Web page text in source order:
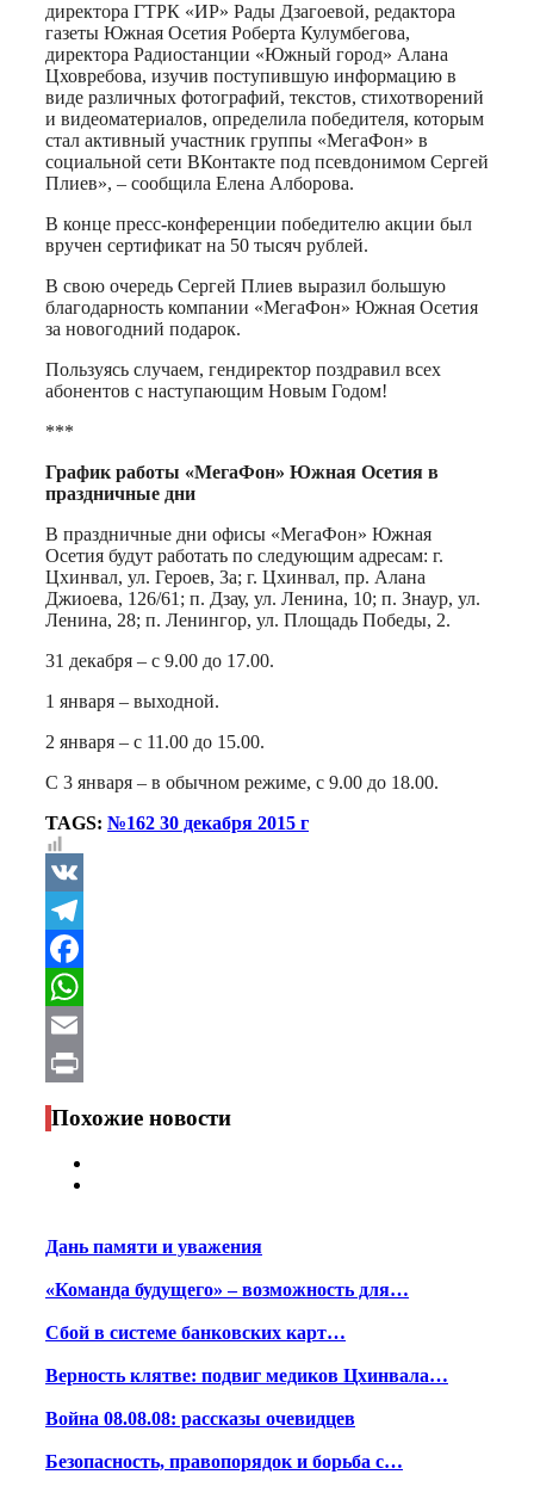
директора ГТРК «ИР» Рады Дзагоевой, редактора
газеты Южная Осетия Роберта Кулумбегова,
директора Радиостанции «Южный город» Алана
Цховребова, изучив поступившую информацию в
виде различных фотографий, текстов, стихотворений
и видеоматериалов, определила победителя, которым
стал активный участник группы «МегаФон» в
социальной сети ВКонтакте под псевдонимом Сергей
Плиев», – сообщила Елена Алборова.
В конце пресс-конференции победителю акции был
вручен сертификат на 50 тысяч рублей.
В свою очередь Сергей Плиев выразил большую
благодарность компании «МегаФон» Южная Осетия
за новогодний подарок.
Пользуясь случаем, гендиректор поздравил всех
абонентов с наступающим Новым Годом!
***
График работы «МегаФон» Южная Осетия в
праздничные дни
В праздничные дни офисы «МегаФон» Южная
Осетия будут работать по следующим адресам: г.
Цхинвал, ул. Героев, 3а; г. Цхинвал, пр. Алана
Джиоева, 126/61; п. Дзау, ул. Ленина, 10; п. Знаур, ул.
Ленина, 28; п. Ленингор, ул. Площадь Победы, 2.
31 декабря – с 9.00 до 17.00.
1 января – выходной.
2 января – с 11.00 до 15.00.
С 3 января – в обычном режиме, с 9.00 до 18.00.
TAGS: №162 30 декабря 2015 г
VK
Telegram
Facebook
WhatsApp
Email
Print
Похожие новости
Дань памяти и уважения
«Команда будущего» – возможность для…
Сбой в системе банковских карт…
Верность клятве: подвиг медиков Цхинвала…
Война 08.08.08: рассказы очевидцев
Безопасность, правопорядок и борьба с…